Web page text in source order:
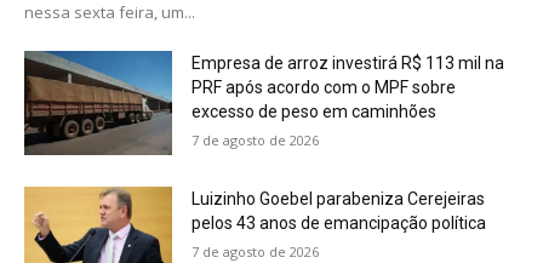
nessa sexta feira, um...
Empresa de arroz investirá R$ 113 mil na
PRF após acordo com o MPF sobre
excesso de peso em caminhões
7 de agosto de 2026
Luizinho Goebel parabeniza Cerejeiras
pelos 43 anos de emancipação política
7 de agosto de 2026